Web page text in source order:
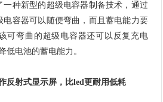
种新型的超级电容器制备技术，通过
电容器可以随便弯曲，而且蓄电能力要
可弯曲的超级电容器还可以反复充电
低电池的蓄电能力。
反射式显示屏，比led更耐用低耗